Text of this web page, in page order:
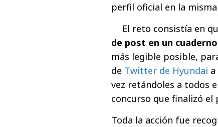
perfil oficial en la
El reto consistía en
de post en un
más legible posible,
de Twitter de Hyundai
vez retándoles a todos
concurso que finalizó
Toda la acción fue